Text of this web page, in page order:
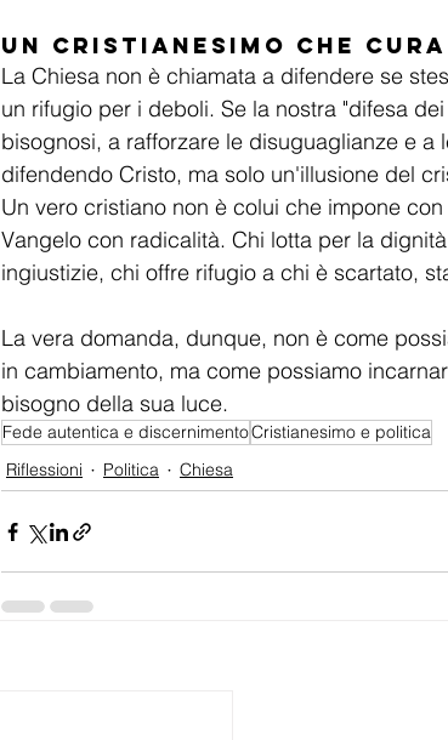
Un Cristianesimo che Cura
La Chiesa non è chiamata a difendere se
un rifugio per i deboli. Se la nostra "difesa
bisognosi, a rafforzare le disuguaglianze e
difendendo Cristo, ma solo un'illusione del
Un vero cristiano non è colui che impone
Vangelo con radicalità. Chi lotta per la
ingiustizie, chi offre rifugio a chi è scartato,
La vera domanda, dunque, non è come
in cambiamento, ma come possiamo
bisogno della sua luce.
Fede autentica e discernimentoCristianesimo e politica
Riflessioni
Politica Chiesa